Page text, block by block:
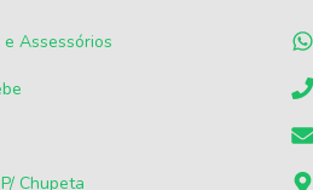
Assessórios
Chupeta